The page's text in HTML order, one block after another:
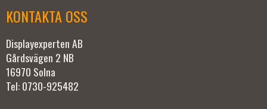
KONTAKTA OSS
Displayexperten AB
Gårdsvägen 2 NB
16970 Solna
Tel: 0730-925482